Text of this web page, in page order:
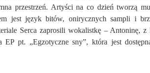
przestrzeń. Artyści na co dzień tworzą
jest język bitów, onirycznych sampli i
Serca zaprosili wokalistkę – Antoninę, z
EP pt. „Egzotyczne sny”, która jest